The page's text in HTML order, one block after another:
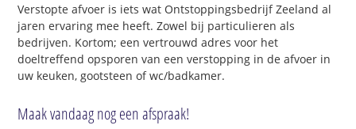
Verstopte afvoer is iets wat Ontstoppingsbedrijf Zeeland al
jaren ervaring mee heeft. Zowel bij particulieren als
bedrijven. Kortom; een vertrouwd adres voor het
doeltreffend opsporen van een verstopping in de afvoer in
uw keuken, gootsteen of wc/badkamer.
Maak vandaag nog een afspraak!